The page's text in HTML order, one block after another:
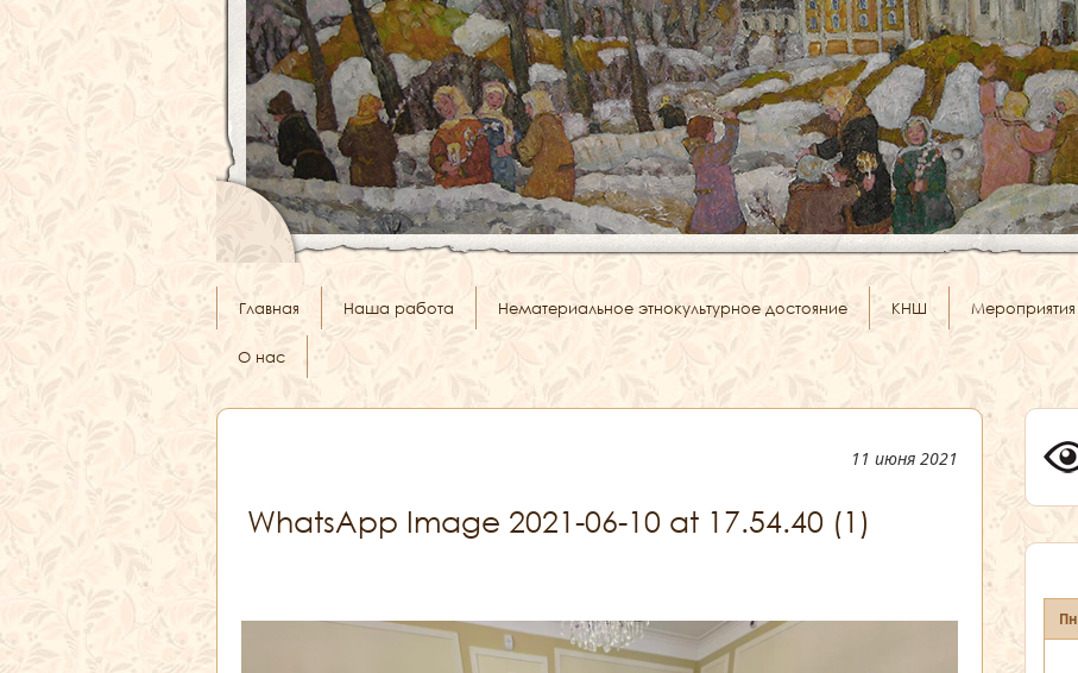
Главная Наша работа Нематериальное этнокультурное достояние КНШ Мероприятия
О нас
11 июня 2021
WhatsApp Image 2021-06-10 at 17.54.40 (1)
Пн